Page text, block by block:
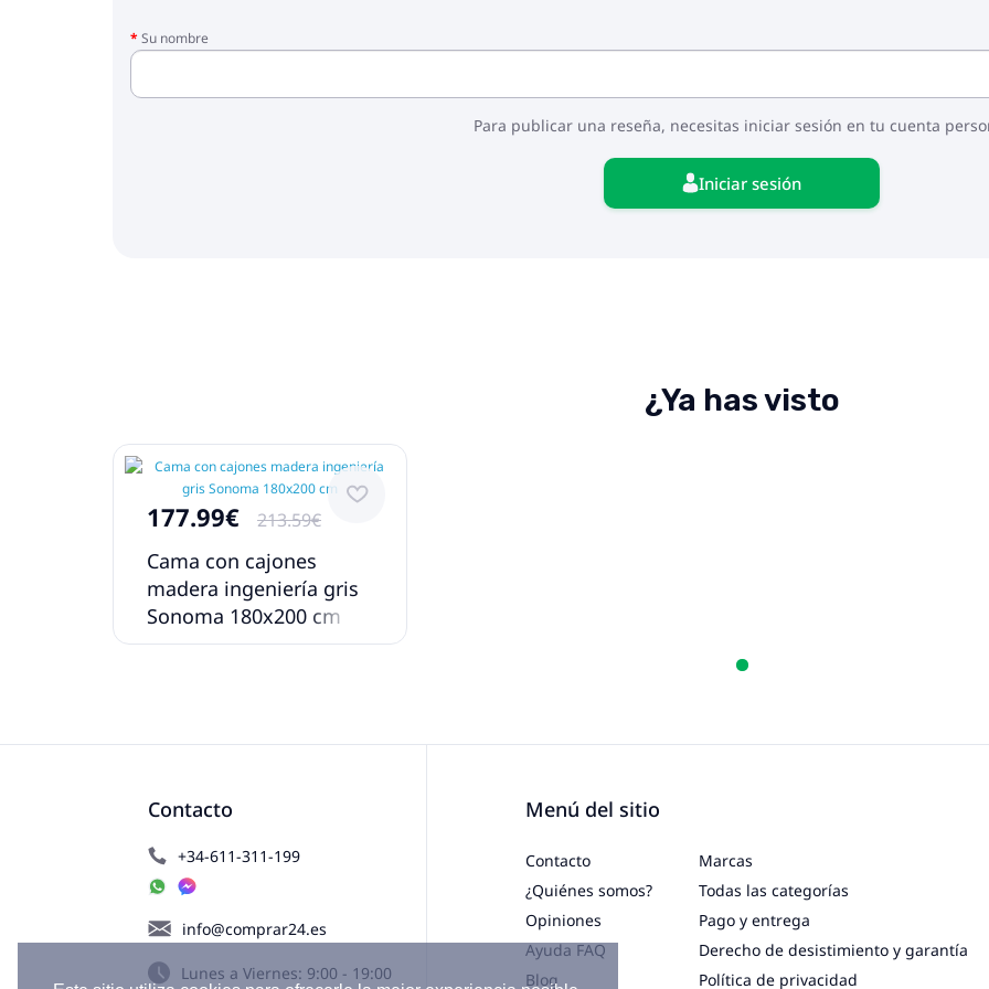
Su nombre
Para publicar una reseña, necesitas iniciar sesión en tu cuenta
Iniciar sesión
¿Ya has visto
177.99€ 213.59€
Cama con cajones
madera ingeniería gris
Sonoma 180x200 cm
Contacto
+34-611-311-199
info@comprar24.es
Lunes a Viernes: 9:00 - 19:00
Menú del sitio
Contacto
¿Quiénes somos?
Opiniones
Ayuda FAQ
Blog
Marcas
Todas las categorías
Pago y entrega
Derecho de desistimiento y garantía
Política de privacidad